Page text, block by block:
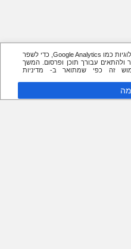
אנו משתמשים בעוגיות (Cookies) ובטכנולוגיות כמו Google Analytics, כדי לשפר
ולהתאים עבורך תוכן ופרסום. המשך
זה כפי שמתואר ב- מדיניות